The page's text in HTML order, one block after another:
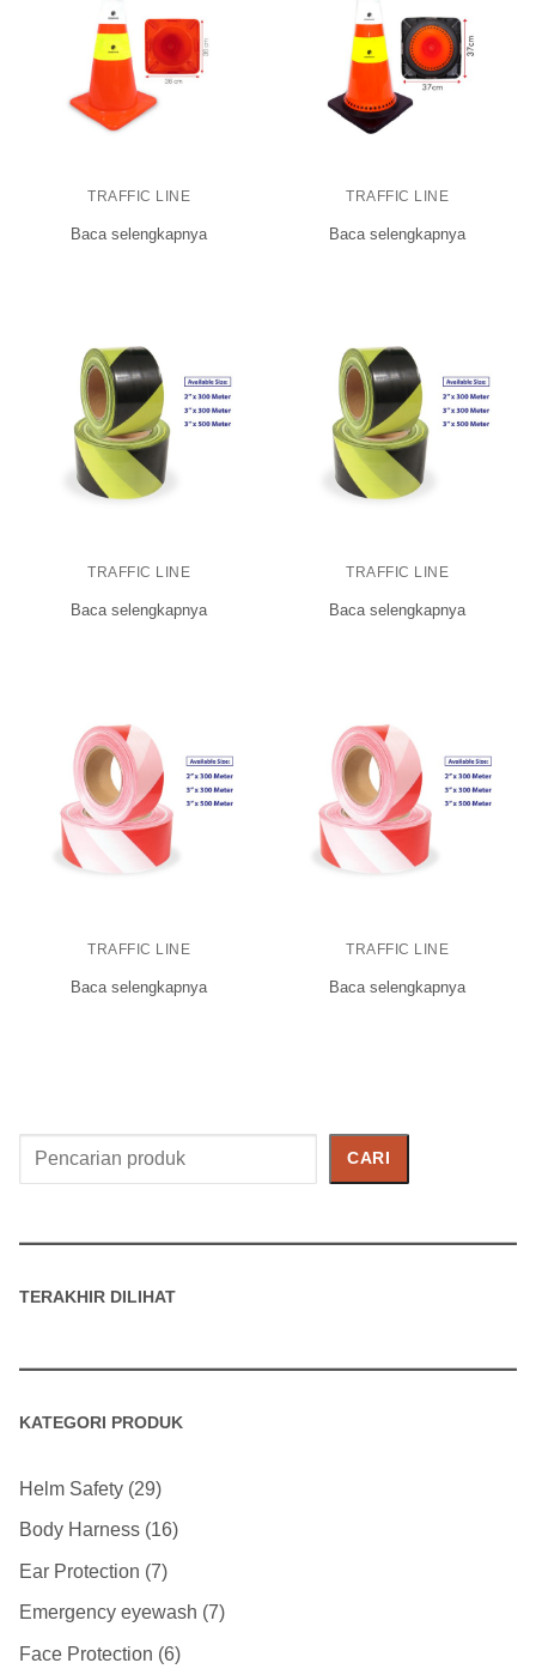
TRAFFIC LINE
Baca selengkapnya
TRAFFIC LINE
Baca selengkapnya
TRAFFIC LINE
Baca selengkapnya
TRAFFIC LINE
Baca selengkapnya
TRAFFIC LINE
Baca selengkapnya
TRAFFIC LINE
Baca selengkapnya
Cari
Produk
CARI
TERAKHIR DILIHAT
KATEGORI PRODUK
Helm Safety 29
Body Harness 16
Ear Protection 7
Emergency eyewash 7
Face Protection 6